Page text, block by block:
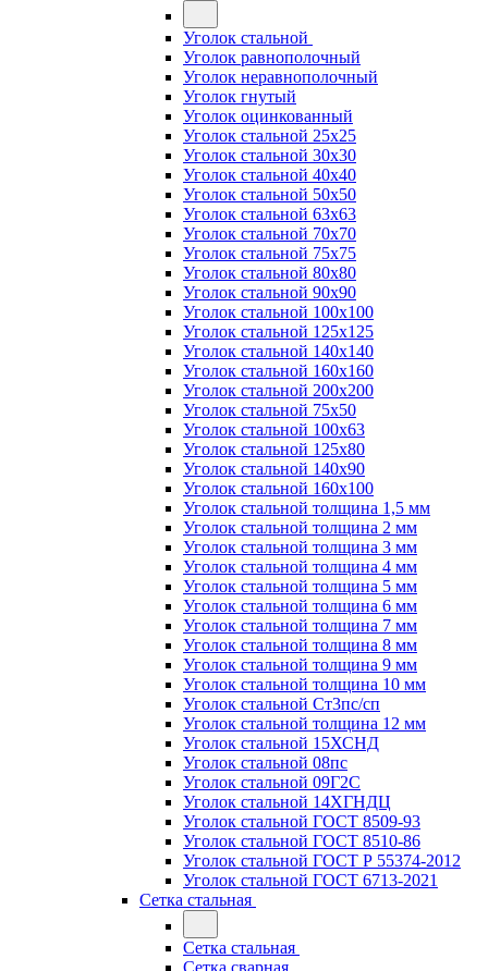
Уголок стальной
Уголок равнополочный
Уголок неравнополочный
Уголок гнутый
Уголок оцинкованный
Уголок стальной 25х25
Уголок стальной 30х30
Уголок стальной 40х40
Уголок стальной 50х50
Уголок стальной 63х63
Уголок стальной 70х70
Уголок стальной 75х75
Уголок стальной 80х80
Уголок стальной 90х90
Уголок стальной 100х100
Уголок стальной 125х125
Уголок стальной 140х140
Уголок стальной 160х160
Уголок стальной 200х200
Уголок стальной 75х50
Уголок стальной 100х63
Уголок стальной 125х80
Уголок стальной 140х90
Уголок стальной 160х100
Уголок стальной толщина 1,5 мм
Уголок стальной толщина 2 мм
Уголок стальной толщина 3 мм
Уголок стальной толщина 4 мм
Уголок стальной толщина 5 мм
Уголок стальной толщина 6 мм
Уголок стальной толщина 7 мм
Уголок стальной толщина 8 мм
Уголок стальной толщина 9 мм
Уголок стальной толщина 10 мм
Уголок стальной Ст3пс/сп
Уголок стальной толщина 12 мм
Уголок стальной 15ХСНД
Уголок стальной 08пс
Уголок стальной 09Г2С
Уголок стальной 14ХГНДЦ
Уголок стальной ГОСТ 8509-93
Уголок стальной ГОСТ 8510-86
Уголок стальной ГОСТ Р 55374-2012
Уголок стальной ГОСТ 6713-2021
Сетка стальная
Сетка стальная
Сетка сварная